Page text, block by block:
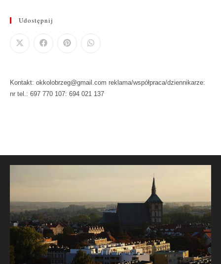
Udostępnij
Kontakt: okkolobrzeg@gmail.com reklama/współpraca/dziennikarze:
nr tel.: 697 770 107: 694 021 137